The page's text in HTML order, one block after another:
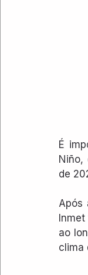
É
Niño,
de
Após
ao
clima